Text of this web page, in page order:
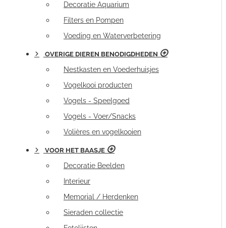
Decoratie Aquarium
Filters en Pompen
Voeding en Waterverbetering
OVERIGE DIEREN BENODIGDHEDEN
Nestkasten en Voederhuisjes
Vogelkooi producten
Vogels - Speelgoed
Vogels - Voer/Snacks
Volières en vogelkooien
VOOR HET BAASJE
Decoratie Beelden
Interieur
Memorial / Herdenken
Sieraden collectie